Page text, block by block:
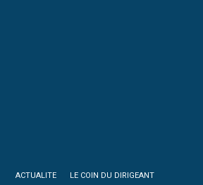
ACTUALITE LE COIN DU DIRIGEANT